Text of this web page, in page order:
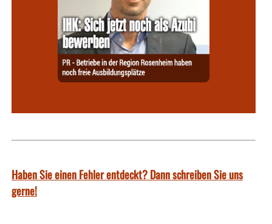
Haben Sie einen Fehler entdeckt? Dann schreiben Sie uns
gerne!